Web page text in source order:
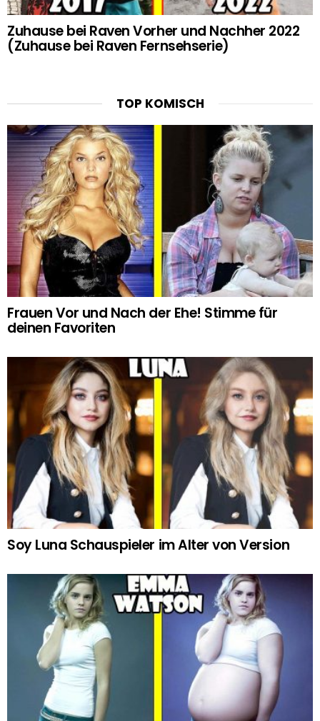
Zuhause bei Raven Vorher und Nachher 2022
(Zuhause bei Raven Fernsehserie)
TOP KOMISCH
Frauen Vor und Nach der Ehe! Stimme für
deinen Favoriten
Soy Luna Schauspieler im Alter von Version